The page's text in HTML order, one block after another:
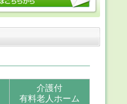
介護付
有料老人ホーム